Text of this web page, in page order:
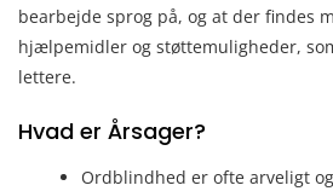
bearbejde sprog på, og at der findes
hjælpemidler og støttemuligheder,
lettere.
Hvad er Årsager?
Ordblindhed er ofte arveligt